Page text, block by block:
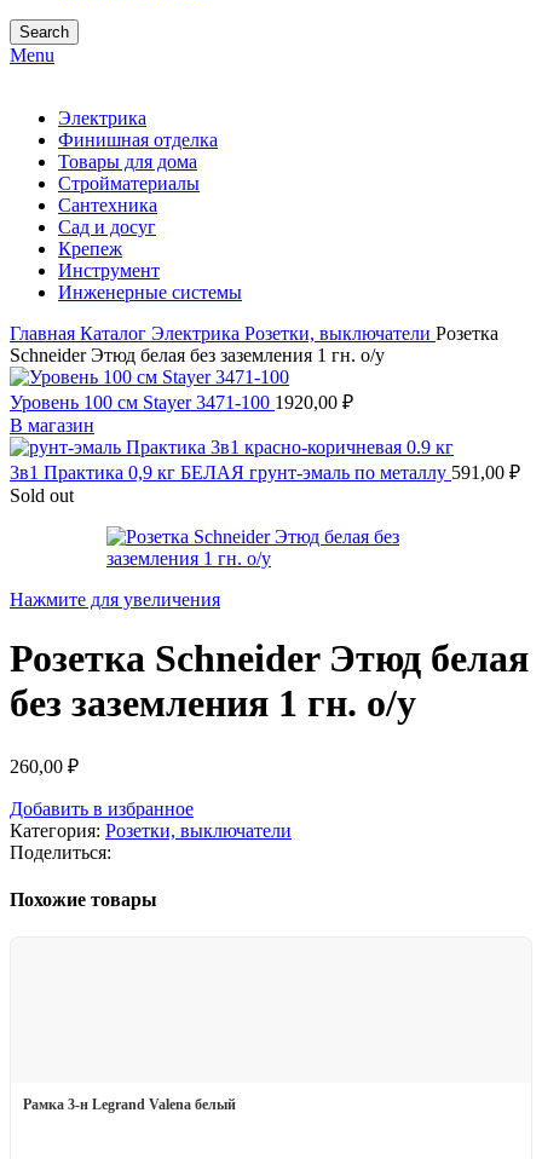
Search
Menu
Электрика
Финишная отделка
Товары для дома
Стройматериалы
Сантехника
Сад и досуг
Крепеж
Инструмент
Инженерные системы
Главная Каталог Электрика Розетки, выключатели Розетка
Schneider Этюд белая без заземления 1 гн. о/у
Уровень 100 см Stayer 3471-100 1920,00 ₽
В магазин
3в1 Практика 0,9 кг БЕЛАЯ грунт-эмаль по металлу 591,00 ₽
Sold out
Нажмите для увеличения
Розетка Schneider Этюд белая
без заземления 1 гн. о/у
260,00 ₽
Добавить в избранное
Категория: Розетки, выключатели
Поделиться:
Похожие товары
Рамка 3-н Legrand Valena белый